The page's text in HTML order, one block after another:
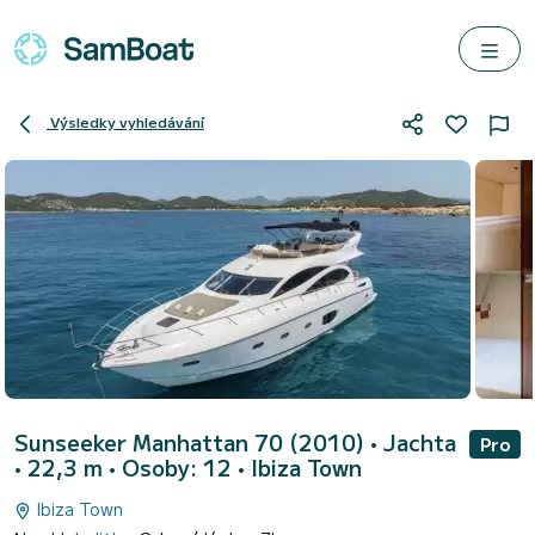
Výsledky vyhledávání
Sunseeker Manhattan 70 (2010) • Jachta
• 22,3 m • Osoby: 12 • Ibiza Town
Pro
Ibiza Town